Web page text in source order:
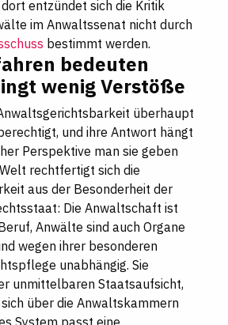
entzündet sich die Kritik
im Anwaltssenat nicht durch
bestimmt werden.
bedeuten
wenig Verstöße
überhaupt
und ihre Antwort hängt
Perspektive man sie geben
rechtfertigt sich die
aus der Besonderheit der
Die Anwaltschaft ist
Anwälte sind auch Organe
wegen ihrer besonderen
unabhängig. Sie
unmittelbaren Staatsaufsicht,
über die Anwaltskammern